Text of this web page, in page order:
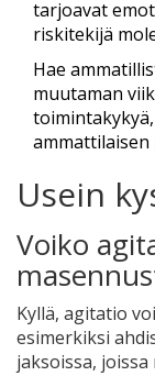
tarjoavat
riskitekijä
Hae
muutaman
ammattilaisen
Usein
Voiko
Kyllä, agitatio
esimerkiksi
jaksoissa, joissa